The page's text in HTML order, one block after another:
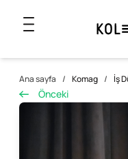
Ana sayfa / Komag / İş
Önceki